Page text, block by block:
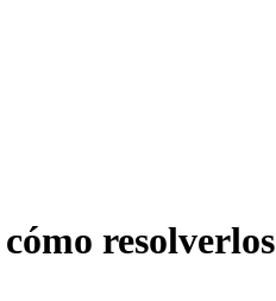
resolverlos